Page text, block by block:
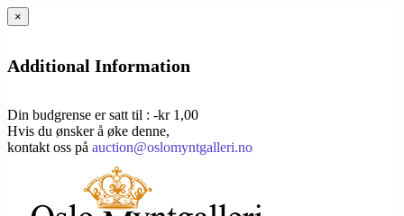
×
Additional Information
Din budgrense er satt til : -kr 1,00
Hvis du ønsker å øke denne,
kontakt oss på auction@oslomyntgalleri.no